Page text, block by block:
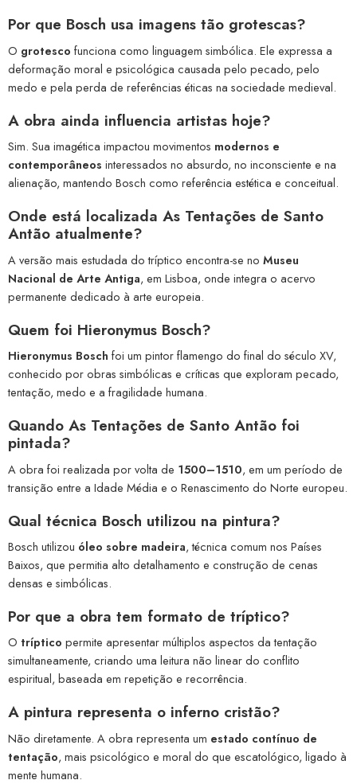
Por que Bosch usa imagens tão grotescas?
O grotesco funciona como linguagem simbólica. Ele expressa a
deformação moral e psicológica causada pelo pecado, pelo
medo e pela perda de referências éticas na sociedade medieval.
A obra ainda influencia artistas hoje?
Sim. Sua imagética impactou movimentos modernos e
contemporâneos interessados no absurdo, no inconsciente e na
alienação, mantendo Bosch como referência estética e conceitual.
Onde está localizada As Tentações de Santo
Antão atualmente?
A versão mais estudada do tríptico encontra-se no Museu
Nacional de Arte Antiga, em Lisboa, onde integra o acervo
permanente dedicado à arte europeia.
Quem foi Hieronymus Bosch?
Hieronymus Bosch foi um pintor flamengo do final do século XV,
conhecido por obras simbólicas e críticas que exploram pecado,
tentação, medo e a fragilidade humana.
Quando As Tentações de Santo Antão foi
pintada?
A obra foi realizada por volta de 1500–1510, em um período de
transição entre a Idade Média e o Renascimento do Norte europeu.
Qual técnica Bosch utilizou na pintura?
Bosch utilizou óleo sobre madeira, técnica comum nos Países
Baixos, que permitia alto detalhamento e construção de cenas
densas e simbólicas.
Por que a obra tem formato de tríptico?
O tríptico permite apresentar múltiplos aspectos da tentação
simultaneamente, criando uma leitura não linear do conflito
espiritual, baseada em repetição e recorrência.
A pintura representa o inferno cristão?
Não diretamente. A obra representa um estado contínuo de
tentação, mais psicológico e moral do que escatológico, ligado à
mente humana.